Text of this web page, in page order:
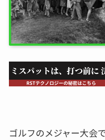
ゴルフのメジャー大会